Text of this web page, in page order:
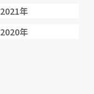
2021年
2020年